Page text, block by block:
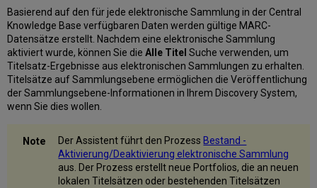
Basierend auf den für jede elektronische Sammlung in der Central
Knowledge Base verfügbaren Daten werden gültige MARC-
Datensätze erstellt. Nachdem eine elektronische Sammlung
aktiviert wurde, können Sie dieAlle Titel Suche verwenden, um
Titelsatz-Ergebnisse aus elektronischen Sammlungen zu erhalten.
Titelsätze auf Sammlungsebene ermöglichen die Veröffentlichung
der Sammlungsebene-Informationen in Ihrem Discovery System,
wenn Sie dies wollen.
Der Assistent führt den Prozess Bestand -
Aktivierung/Deaktivierung elektronische Sammlung
aus. Der Prozess erstellt neue Portfolios, die an neuen
lokalen Titelsätzen oder bestehenden Titelsätzen